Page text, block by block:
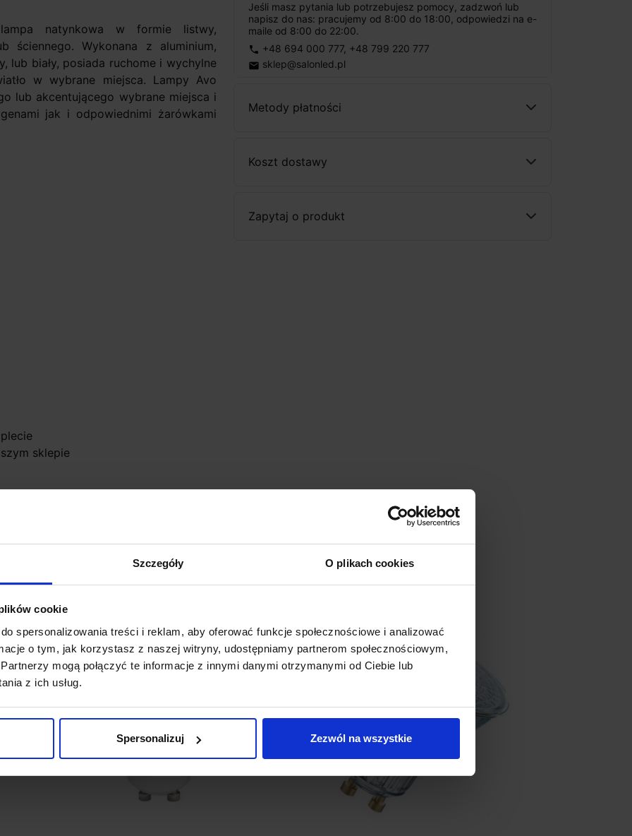
Szczegóły O plikach cookies
cookie
spersonalizowania treści i reklam, aby oferować funkcje społecznościowe i analizować
o tym, jak korzystasz z naszej witryny, udostępniamy partnerom społecznościowym,
mogą połączyć te informacje z innymi danymi otrzymanymi od Ciebie lub
z ich usług.
Spersonalizuj Zezwól na wszystkie
Jeśli masz pytania lub potrzebujesz pomocy, zadzwoń lub
napisz do nas: pracujemy od 8:00 do 18:00, odpowiedzi na e-
maile od 8:00 do 22:00.
phone +48 694 000 777, +48 799 220 777
email sklep@salonled.pl
Metody płatności
Koszt dostawy
Zapytaj o produkt
lampa natynkowa w formie listwy,
ściennego. Wykonana z aluminium,
lub biały, posiada ruchome i wychylne
w wybrane miejsca. Lampy Avo
lub akcentującego wybrane miejsca i
jak i odpowiednimi żarówkami
sklepie